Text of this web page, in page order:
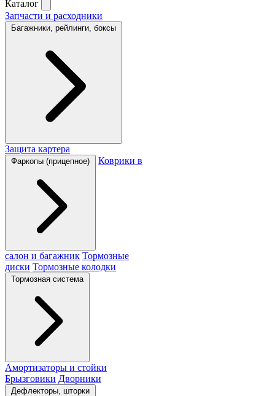
Каталог
Запчасти и расходники
Багажники, рейлинги, боксы
Защита картера
Фаркопы (прицепное) Коврики в
салон и багажник Тормозные
диски Тормозные колодки
Тормозная система
Амортизаторы и стойки
Брызговики Дворники
Дефлекторы, шторки